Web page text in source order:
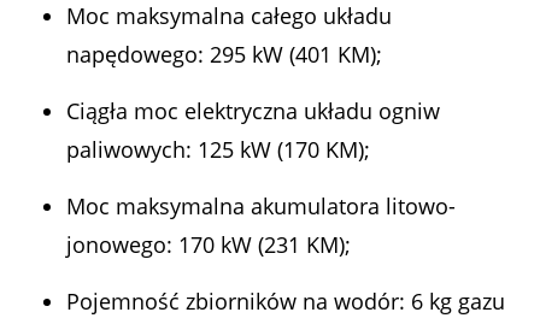
Moc maksymalna całego układu
napędowego: 295 kW (401 KM);
Ciągła moc elektryczna układu ogniw
paliwowych: 125 kW (170 KM);
Moc maksymalna akumulatora litowo-
jonowego: 170 kW (231 KM);
Pojemność zbiorników na wodór: 6 kg gazu